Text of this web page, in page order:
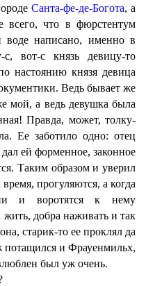
Санта-фе-де-Богота, а
всего, что в фюрстентум
воде написано, именно в
вот-с князь девицу-то
настоянию князя девица
Ведь бывает же
мой, а ведь девушка была
Правда, может, толку-
Ее заботило одно: отец
ей форменное, законное
Таким образом и уверил
прогуляются, а когда
и воротятся к нему
добра наживать и так
старик-то ее проклял да
и Фрауенмильх,
был уж очень.